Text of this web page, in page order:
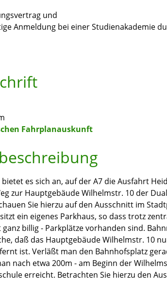
und
Anmeldung bei einer Studienakademie
Fahrplanauskunft
es sich an, auf der A7 die Ausfahrt
zur Hauptgebäude Wilhelmstr. 10 der
Sie hierzu auf den Ausschnitt im
ein eigenes Parkhaus, so dass trotz
billig - Parkplätze vorhanden sind.
daß das Hauptgebäude Wilhelmstr. 10
ist. Verläßt man den Bahnhofsplatz
nach etwa 200m - am Beginn der
erreicht. Betrachten Sie hierzu den